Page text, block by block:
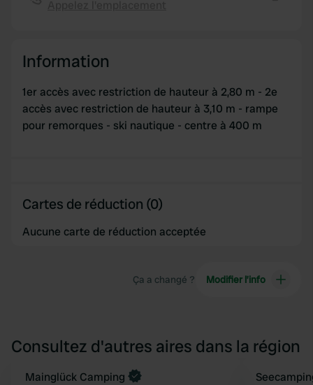
Information
1er accès avec restriction de hauteur à 2,80 m - 2e
accès avec restriction de hauteur à 3,10 m - rampe
pour remorques - ski nautique - centre à 400 m
Cartes de réduction (0)
Aucune carte de réduction acceptée
Ça a changé ? Modifier l’info
Consultez d'autres aires dans la région
Reserve maintenant
Mainglück Camping